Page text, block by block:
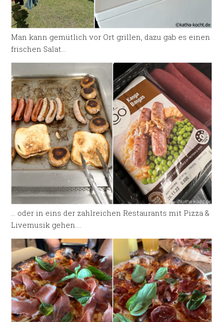
Man kann gemütlich vor Ort grillen, dazu gab es einen
frischen Salat…
… oder in eins der zahlreichen Restaurants mit Pizza &
Livemusik gehen….